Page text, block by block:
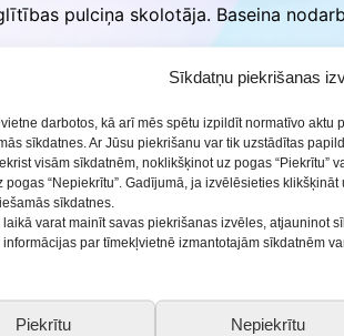
Sīkdatņu piekrišanas
darbotos, kā arī mēs spētu izpildīt normatīvo aktu
sīkdatnes. Ar Jūsu piekrišanu var tik uzstādītas
visām sīkdatnēm, noklikšķinot uz pogas “Piekrītu”
pogas “Nepiekrītu”. Gadījumā, ja izvēlēsieties
sīkdatnes.
varat mainīt savas piekrišanas izvēles, atjauninot
informācijas par tīmekļvietnē izmantotajām sīkdatnēm
Piekrītu Nepiekrītu
pulciņa skolotāja. Baseina